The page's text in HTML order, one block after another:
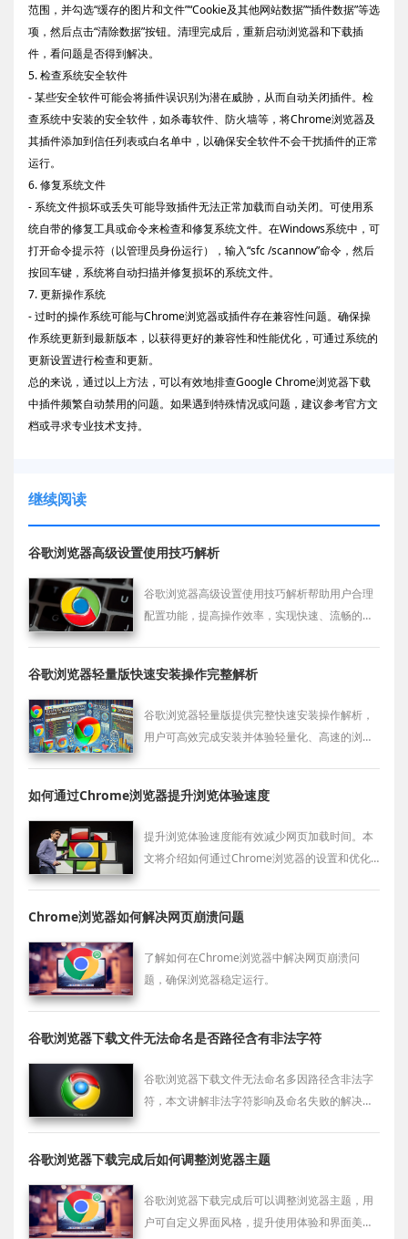
范围，并勾选“缓存的图片和文件”“Cookie及其他网站数据”“插件数据”等选
项，然后点击“清除数据”按钮。清理完成后，重新启动浏览器和下载插
件，看问题是否得到解决。
5. 检查系统安全软件
- 某些安全软件可能会将插件误识别为潜在威胁，从而自动关闭插件。检
查系统中安装的安全软件，如杀毒软件、防火墙等，将Chrome浏览器及
其插件添加到信任列表或白名单中，以确保安全软件不会干扰插件的正常
运行。
6. 修复系统文件
- 系统文件损坏或丢失可能导致插件无法正常加载而自动关闭。可使用系
统自带的修复工具或命令来检查和修复系统文件。在Windows系统中，可
打开命令提示符（以管理员身份运行），输入“sfc /scannow”命令，然后
按回车键，系统将自动扫描并修复损坏的系统文件。
7. 更新操作系统
- 过时的操作系统可能与Chrome浏览器或插件存在兼容性问题。确保操
作系统更新到最新版本，以获得更好的兼容性和性能优化，可通过系统的
更新设置进行检查和更新。
总的来说，通过以上方法，可以有效地排查Google Chrome浏览器下载
中插件频繁自动禁用的问题。如果遇到特殊情况或问题，建议参考官方文
档或寻求专业技术支持。
继续阅读
谷歌浏览器高级设置使用技巧解析
谷歌浏览器高级设置使用技巧解析帮助用户合理
配置功能，提高操作效率，实现快速、流畅的网
谷歌浏览器轻量版快速安装操作完整解析
谷歌浏览器轻量版提供完整快速安装操作解析，
用户可高效完成安装并体验轻量化、高速的浏览
如何通过Chrome浏览器提升浏览体验速度
提升浏览体验速度能有效减少网页加载时间。本
文将介绍如何通过Chrome浏览器的设置和优化
Chrome浏览器如何解决网页崩溃问题
了解如何在Chrome浏览器中解决网页崩溃问
题，确保浏览器稳定运行。
谷歌浏览器下载文件无法命名是否路径含有非法字符
谷歌浏览器下载文件无法命名多因路径含非法字
符，本文讲解非法字符影响及命名失败的解决方
谷歌浏览器下载完成后如何调整浏览器主题
谷歌浏览器下载完成后可以调整浏览器主题，用
户可自定义界面风格，提升使用体验和界面美观